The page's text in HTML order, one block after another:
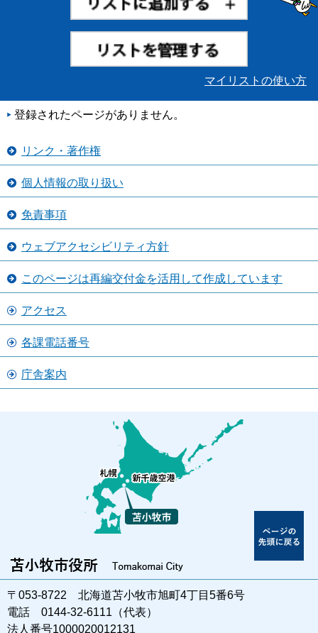
マイリストの使い方
登録されたページがありません。
リンク・著作権
個人情報の取り扱い
免責事項
ウェブアクセシビリティ方針
このページは再編交付金を活用して作成しています
アクセス
各課電話番号
庁舎案内
〒053-8722 北海道苫小牧市旭町4丁目5番6号
電話 0144-32-6111（代表）
法人番号1000020012131